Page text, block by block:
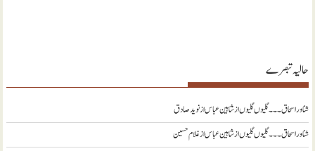
حالیہ تبصرے
شناور اسحاق ۔۔۔ گلیوں گلیوں از شاہین عباسازنويد صادق
شناور اسحاق ۔۔۔ گلیوں گلیوں از شاہین عباسازغلام حسین